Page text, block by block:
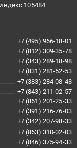
105484
+7 (495) 966-18-01
+7 (812) 309-35-78
+7 (343) 289-18-98
+7 (831) 281-52-53
+7 (383) 284-08-48
+7 (843) 211-02-57
+7 (861) 201-25-33
+7 (391) 216-76-03
+7 (342) 207-98-33
+7 (863) 310-02-03
+7 (846) 375-94-33